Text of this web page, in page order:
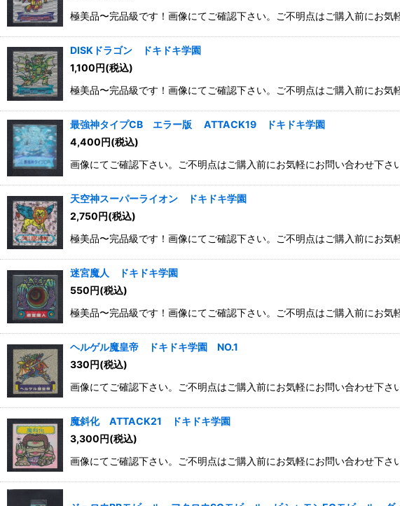
極美品〜完品級です！画像にてご確認下さい。ご不明点はご購入前にお気
DISKドラゴン ドキドキ学園
1,100円(税込)
極美品〜完品級です！画像にてご確認下さい。ご不明点はご購入前にお気
最強神タイプCB エラー版 ATTACK19 ドキドキ学園
4,400円(税込)
画像にてご確認下さい。ご不明点はご購入前にお気軽にお問い合わせ下さい
天空神スーパーライオン ドキドキ学園
2,750円(税込)
極美品〜完品級です！画像にてご確認下さい。ご不明点はご購入前にお気
迷宮魔人 ドキドキ学園
550円(税込)
極美品〜完品級です！画像にてご確認下さい。ご不明点はご購入前にお気
ヘルゲル魔皇帝 ドキドキ学園 NO.1
330円(税込)
画像にてご確認下さい。ご不明点はご購入前にお気軽にお問い合わせ下さい
魔斜化 ATTACK21 ドキドキ学園
3,300円(税込)
画像にてご確認下さい。ご不明点はご購入前にお気軽にお問い合わせ下さい